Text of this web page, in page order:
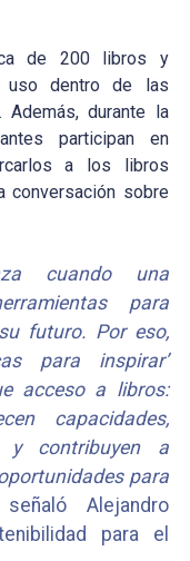
de 200 libros y
uso dentro de las
durante la
participan en
a los libros
conversación sobre
cuando una
para
futuro. Por eso,
para inspirar’
acceso a libros:
capacidades,
y contribuyen a
para
Alejandro
para el